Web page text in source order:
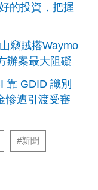
的投資，把握
竊賊搭Waymo
辦案最大阻礙
靠 GDID 識別
慘遭引渡受審
#新聞